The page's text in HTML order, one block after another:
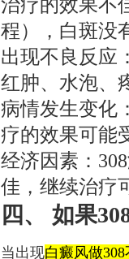
治疗的效果不
程），白斑没
出现不良反应
红肿、水泡、
病情发生变化
疗的效果可能
经济因素：
佳，继续治疗
四、 如果
当出现白癜风做